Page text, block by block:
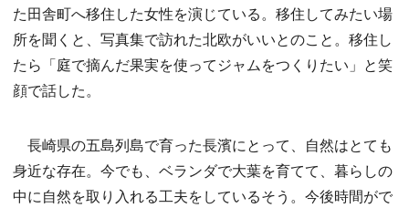
た田舎町へ移住した女性を演じている。移住してみたい場
所を聞くと、写真集で訪れた北欧がいいとのこと。移住し
たら「庭で摘んだ果実を使ってジャムをつくりたい」と笑
顔で話した。
長崎県の五島列島で育った長濱にとって、自然はとても
身近な存在。今でも、ベランダで大葉を育てて、暮らしの
中に自然を取り入れる工夫をしているそう。今後時間がで